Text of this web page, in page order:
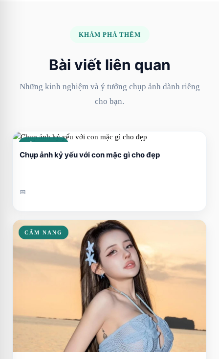
KHÁM PHÁ THÊM
Bài viết liên quan
Những kinh nghiệm và ý tưởng chụp ảnh dành riêng
cho bạn.
Chụp ảnh kỷ yếu với con mặc gì cho đẹp
📅
CẨM NANG